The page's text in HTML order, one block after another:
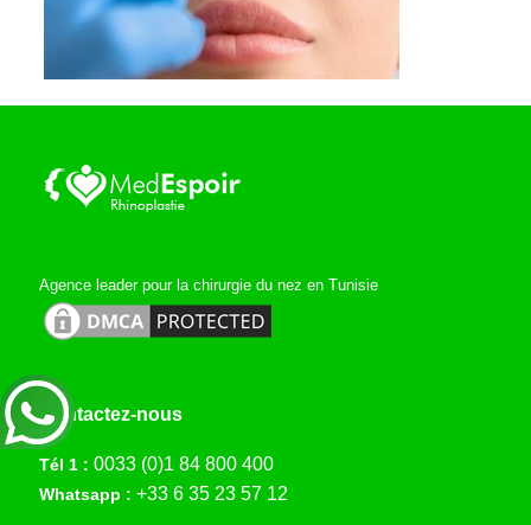
Agence leader pour la chirurgie du nez en Tunisie
Contactez-nous
Tél 1 : 0033 (0)1 84 800 400
Whatsapp : +33 6 35 23 57 12